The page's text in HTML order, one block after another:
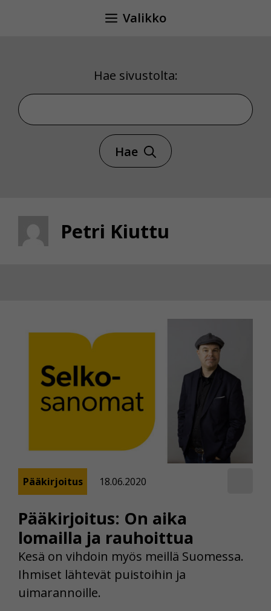
Valikko
Hae sivustolta:
Hae sivustolta
Hae
Petri Kiuttu
Pääkirjoitus: On aika
lomailla ja rauhoittua
Pääkirjoitus 18.06.2020
Kesä on vihdoin myös meillä Suomessa.
Ihmiset lähtevät puistoihin ja
uimarannoille.